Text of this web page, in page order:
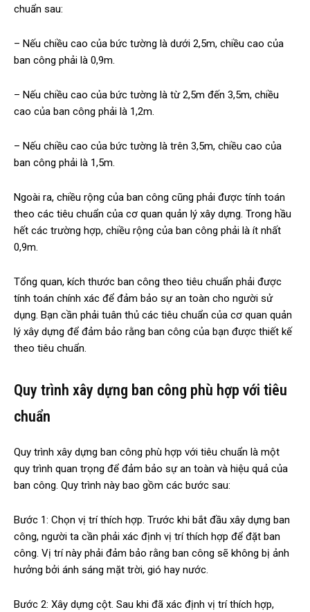
chuẩn sau:
– Nếu chiều cao của bức tường là dưới 2,5m, chiều cao của
ban công phải là 0,9m.
– Nếu chiều cao của bức tường là từ 2,5m đến 3,5m, chiều
cao của ban công phải là 1,2m.
– Nếu chiều cao của bức tường là trên 3,5m, chiều cao của
ban công phải là 1,5m.
Ngoài ra, chiều rộng của ban công cũng phải được tính toán
theo các tiêu chuẩn của cơ quan quản lý xây dựng. Trong hầu
hết các trường hợp, chiều rộng của ban công phải là ít nhất
0,9m.
Tổng quan, kích thước ban công theo tiêu chuẩn phải được
tính toán chính xác để đảm bảo sự an toàn cho người sử
dụng. Bạn cần phải tuân thủ các tiêu chuẩn của cơ quan quản
lý xây dựng để đảm bảo rằng ban công của bạn được thiết kế
theo tiêu chuẩn.
Quy trình xây dựng ban công phù hợp với tiêu
chuẩn
Quy trình xây dựng ban công phù hợp với tiêu chuẩn là một
quy trình quan trọng để đảm bảo sự an toàn và hiệu quả của
ban công. Quy trình này bao gồm các bước sau:
Bước 1: Chọn vị trí thích hợp. Trước khi bắt đầu xây dựng ban
công, người ta cần phải xác định vị trí thích hợp để đặt ban
công. Vị trí này phải đảm bảo rằng ban công sẽ không bị ảnh
hưởng bởi ánh sáng mặt trời, gió hay nước.
Bước 2: Xây dựng cột. Sau khi đã xác định vị trí thích hợp,